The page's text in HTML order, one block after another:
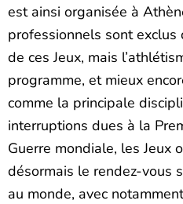
est ainsi organisée à
professionnels sont
de ces Jeux, mais
programme, et mieux
comme la principale
interruptions dues à la
Guerre mondiale, les Jeux
désormais le rendez-vous
au monde, avec